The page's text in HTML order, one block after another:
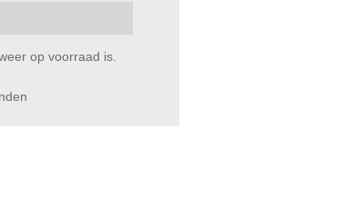
op voorraad is.